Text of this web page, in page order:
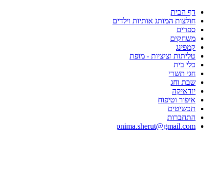
דף הבית
חולצות המותג אותיות וילדים
ספרים
משחקים
קמפינג
טליתות וציציות - מופת
כלי בית
חגי תשרי
שבת וחג
יודאיקה
איפור וטיפוח
תכשיטים
התחברות
pnima.sherut@gmail.com